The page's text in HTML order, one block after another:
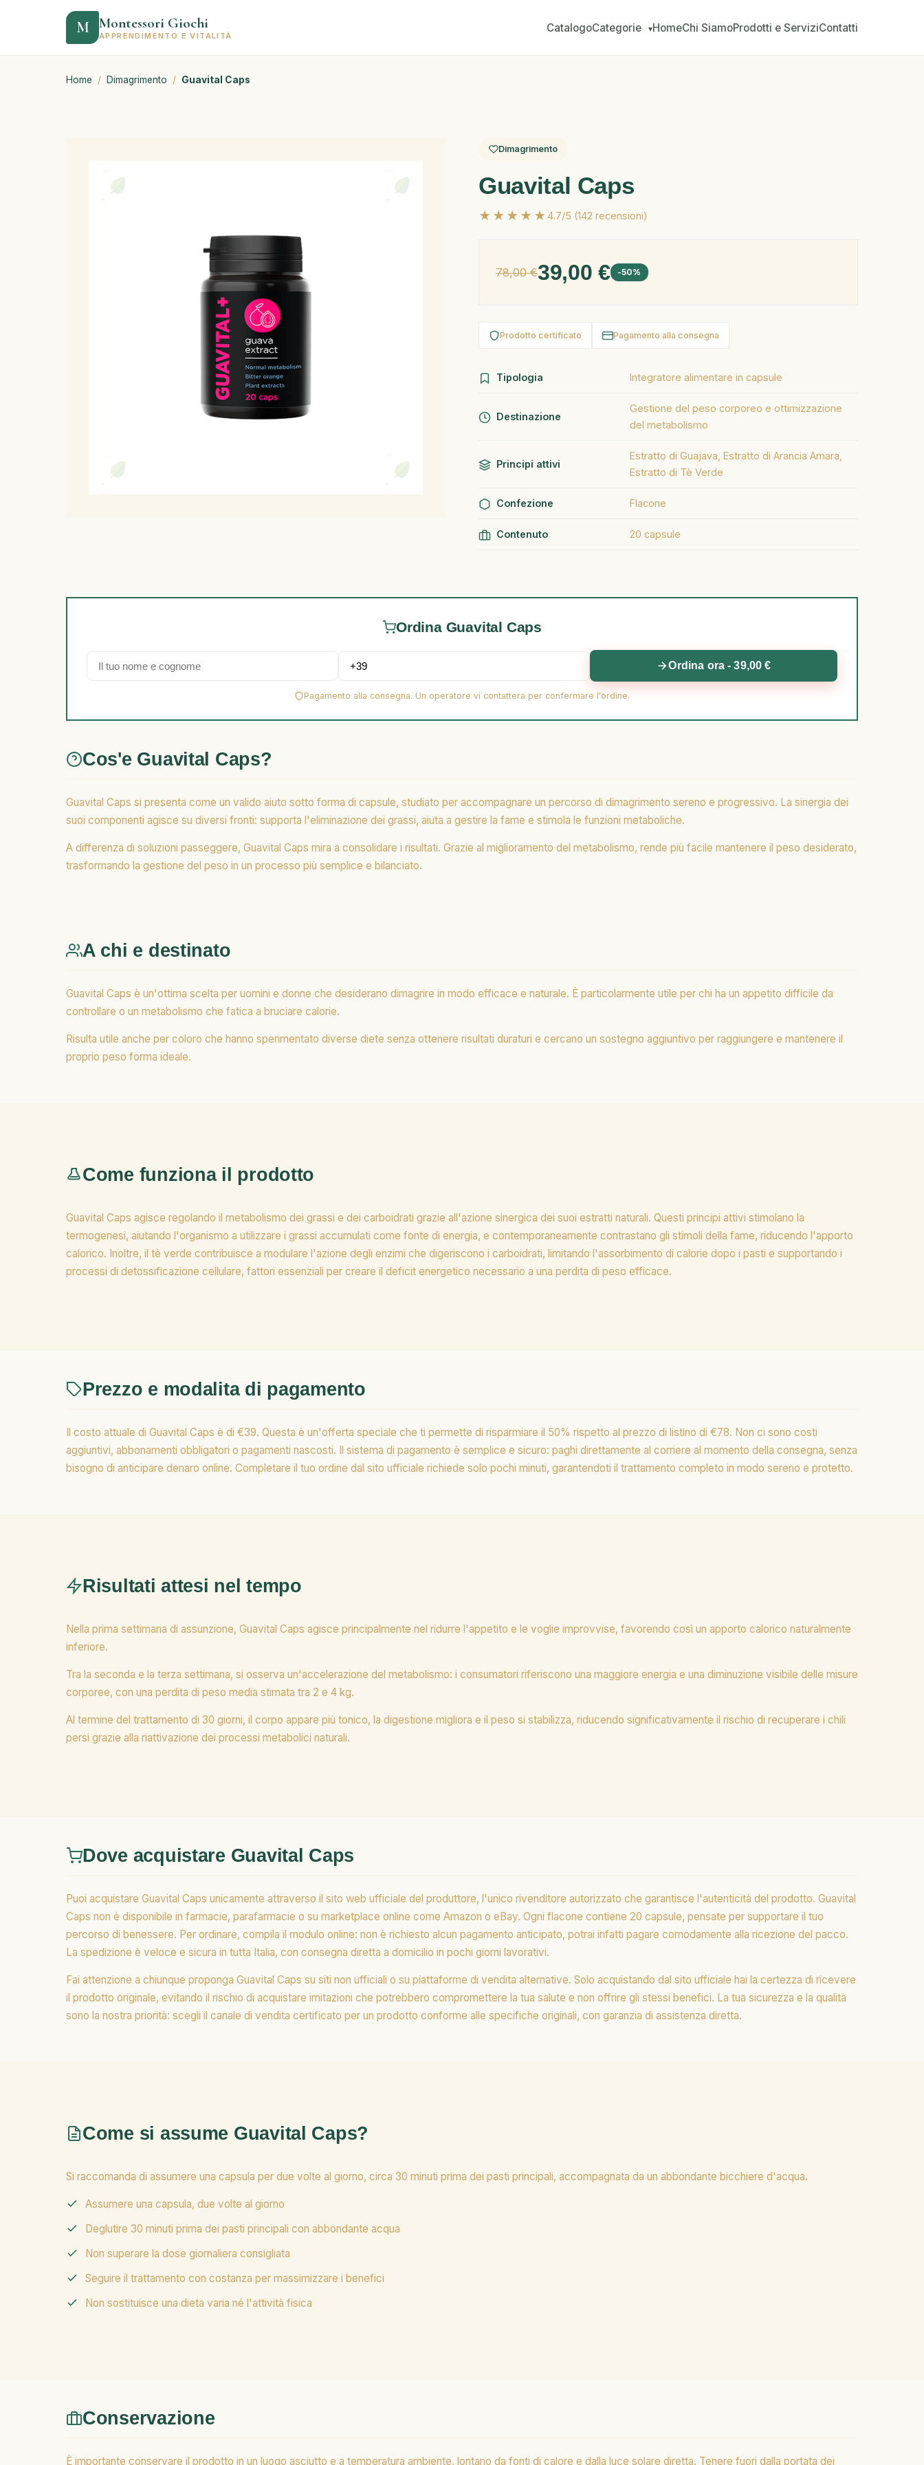
M Montessori Giochi
APPRENDIMENTO E VITALITÀ
CatalogoCategorie ▾HomeChi SiamoProdotti e ServiziContatti
Home / Dimagrimento / Guavital Caps
Dimagrimento
Guavital Caps
★★★★★4.7/5 (142 recensioni)
78,00 €39,00 € -50%
Prodotto certificato Pagamento alla consegna
Tipologia Integratore alimentare in capsule
Destinazione
Gestione del peso corporeo e ottimizzazione
del metabolismo
Principi attivi
Estratto di Guajava, Estratto di Arancia Amara,
Estratto di Tè Verde
Confezione Flacone
Contenuto 20 capsule
Ordina Guavital Caps
Ordina ora - 39,00 €
Pagamento alla consegna. Un operatore vi contattera per confermare l'ordine.
Cos'e Guavital Caps?
Guavital Caps si presenta come un valido aiuto sotto forma di capsule, studiato per accompagnare un percorso di dimagrimento sereno e progressivo. La sinergia dei
suoi componenti agisce su diversi fronti: supporta l'eliminazione dei grassi, aiuta a gestire la fame e stimola le funzioni metaboliche.
A differenza di soluzioni passeggere, Guavital Caps mira a consolidare i risultati. Grazie al miglioramento del metabolismo, rende più facile mantenere il peso desiderato,
trasformando la gestione del peso in un processo più semplice e bilanciato.
A chi e destinato
Guavital Caps è un'ottima scelta per uomini e donne che desiderano dimagrire in modo efficace e naturale. È particolarmente utile per chi ha un appetito difficile da
controllare o un metabolismo che fatica a bruciare calorie.
Risulta utile anche per coloro che hanno sperimentato diverse diete senza ottenere risultati duraturi e cercano un sostegno aggiuntivo per raggiungere e mantenere il
proprio peso forma ideale.
Come funziona il prodotto
Guavital Caps agisce regolando il metabolismo dei grassi e dei carboidrati grazie all'azione sinergica dei suoi estratti naturali. Questi principi attivi stimolano la
termogenesi, aiutando l'organismo a utilizzare i grassi accumulati come fonte di energia, e contemporaneamente contrastano gli stimoli della fame, riducendo l'apporto
calorico. Inoltre, il tè verde contribuisce a modulare l'azione degli enzimi che digeriscono i carboidrati, limitando l'assorbimento di calorie dopo i pasti e supportando i
processi di detossificazione cellulare, fattori essenziali per creare il deficit energetico necessario a una perdita di peso efficace.
Prezzo e modalita di pagamento
Il costo attuale di Guavital Caps è di €39. Questa è un'offerta speciale che ti permette di risparmiare il 50% rispetto al prezzo di listino di €78. Non ci sono costi
aggiuntivi, abbonamenti obbligatori o pagamenti nascosti. Il sistema di pagamento è semplice e sicuro: paghi direttamente al corriere al momento della consegna, senza
bisogno di anticipare denaro online. Completare il tuo ordine dal sito ufficiale richiede solo pochi minuti, garantendoti il trattamento completo in modo sereno e protetto.
Risultati attesi nel tempo
Nella prima settimana di assunzione, Guavital Caps agisce principalmente nel ridurre l'appetito e le voglie improvvise, favorendo così un apporto calorico naturalmente
inferiore.
Tra la seconda e la terza settimana, si osserva un'accelerazione del metabolismo: i consumatori riferiscono una maggiore energia e una diminuzione visibile delle misure
corporee, con una perdita di peso media stimata tra 2 e 4 kg.
Al termine del trattamento di 30 giorni, il corpo appare più tonico, la digestione migliora e il peso si stabilizza, riducendo significativamente il rischio di recuperare i chili
persi grazie alla riattivazione dei processi metabolici naturali.
Dove acquistare Guavital Caps
Puoi acquistare Guavital Caps unicamente attraverso il sito web ufficiale del produttore, l'unico rivenditore autorizzato che garantisce l'autenticità del prodotto. Guavital
Caps non è disponibile in farmacie, parafarmacie o su marketplace online come Amazon o eBay. Ogni flacone contiene 20 capsule, pensate per supportare il tuo
percorso di benessere. Per ordinare, compila il modulo online: non è richiesto alcun pagamento anticipato, potrai infatti pagare comodamente alla ricezione del pacco.
La spedizione è veloce e sicura in tutta Italia, con consegna diretta a domicilio in pochi giorni lavorativi.
Fai attenzione a chiunque proponga Guavital Caps su siti non ufficiali o su piattaforme di vendita alternative. Solo acquistando dal sito ufficiale hai la certezza di ricevere
il prodotto originale, evitando il rischio di acquistare imitazioni che potrebbero compromettere la tua salute e non offrire gli stessi benefici. La tua sicurezza e la qualità
sono la nostra priorità: scegli il canale di vendita certificato per un prodotto conforme alle specifiche originali, con garanzia di assistenza diretta.
Come si assume Guavital Caps?
Si raccomanda di assumere una capsula per due volte al giorno, circa 30 minuti prima dei pasti principali, accompagnata da un abbondante bicchiere d'acqua.
Assumere una capsula, due volte al giorno
Deglutire 30 minuti prima dei pasti principali con abbondante acqua
Non superare la dose giornaliera consigliata
Seguire il trattamento con costanza per massimizzare i benefici
Non sostituisce una dieta varia né l'attività fisica
Conservazione
È importante conservare il prodotto in un luogo asciutto e a temperatura ambiente, lontano da fonti di calore e dalla luce solare diretta. Tenere fuori dalla portata dei